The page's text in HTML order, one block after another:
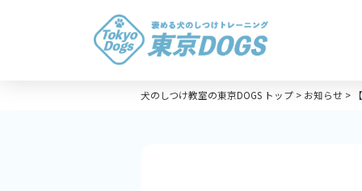
犬のしつけ教室の東京DOGS トップ > お知らせ >